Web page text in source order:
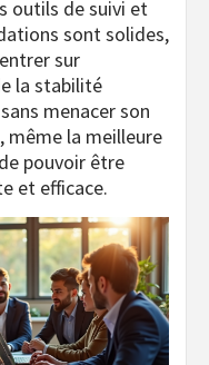
outils de suivi et
sont solides,
sur
la stabilité
menacer son
même la meilleure
pouvoir être
et efficace.